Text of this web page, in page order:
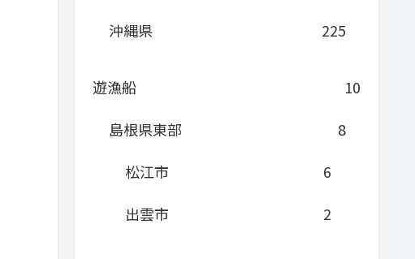
沖縄県
225
遊漁船
10
島根県東部
8
松江市
6
出雲市
2